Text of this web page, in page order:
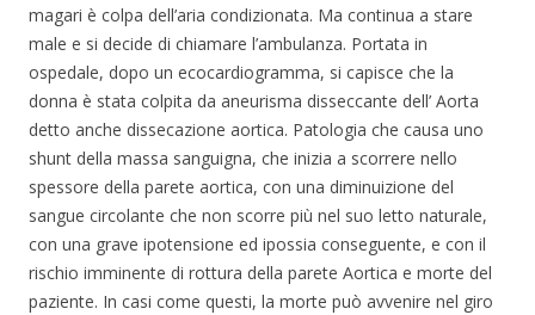
magari è colpa dell’aria condizionata. Ma continua a stare
male e si decide di chiamare l’ambulanza. Portata in
ospedale, dopo un ecocardiogramma, si capisce che la
donna è stata colpita da aneurisma disseccante dell’ Aorta
detto anche dissecazione aortica. Patologia che causa uno
shunt della massa sanguigna, che inizia a scorrere nello
spessore della parete aortica, con una diminuizione del
sangue circolante che non scorre più nel suo letto naturale,
con una grave ipotensione ed ipossia conseguente, e con il
rischio imminente di rottura della parete Aortica e morte del
paziente. In casi come questi, la morte può avvenire nel giro